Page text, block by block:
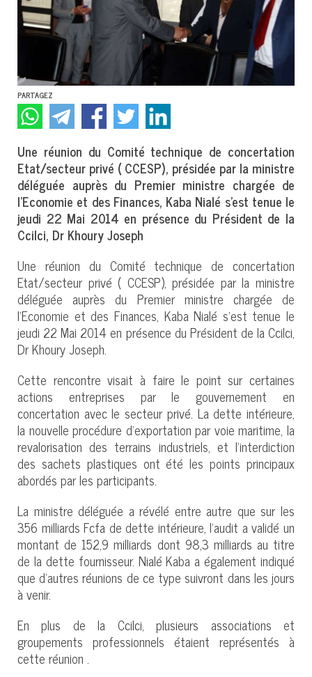
PARTAGEZ
Une réunion du Comité technique de concertation
Etat/secteur privé ( CCESP), présidée par la ministre
déléguée auprès du Premier ministre chargée de
l'Economie et des Finances, Kaba Nialé s’est tenue le
jeudi 22 Mai 2014 en présence du Président de la
Ccilci, Dr Khoury Joseph
Une réunion du Comité technique de concertation
Etat/secteur privé ( CCESP), présidée par la ministre
déléguée auprès du Premier ministre chargée de
l'Economie et des Finances, Kaba Nialé s’est tenue le
jeudi 22 Mai 2014 en présence du Président de la Ccilci,
Dr Khoury Joseph.
Cette rencontre visait à faire le point sur certaines
actions entreprises par le gouvernement en
concertation avec le secteur privé. La dette intérieure,
la nouvelle procédure d’exportation par voie maritime, la
revalorisation des terrains industriels, et l’interdiction
des sachets plastiques ont été les points principaux
abordés par les participants.
La ministre déléguée a révélé entre autre que sur les
356 milliards Fcfa de dette intérieure, l’audit a validé un
montant de 152,9 milliards dont 98,3 milliards au titre
de la dette fournisseur. Nialé Kaba a également indiqué
que d’autres réunions de ce type suivront dans les jours
à venir.
En plus de la Ccilci, plusieurs associations et
groupements professionnels étaient représentés à
cette réunion .